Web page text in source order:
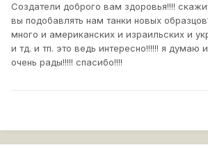
Создатели доброго вам здоровья!!!!
вы подобавлять нам танки новых
много и американских и израильских и
и тд. и тп. это ведь интересно!!!!!! я думаю
очень рады!!!!! спасибо!!!!